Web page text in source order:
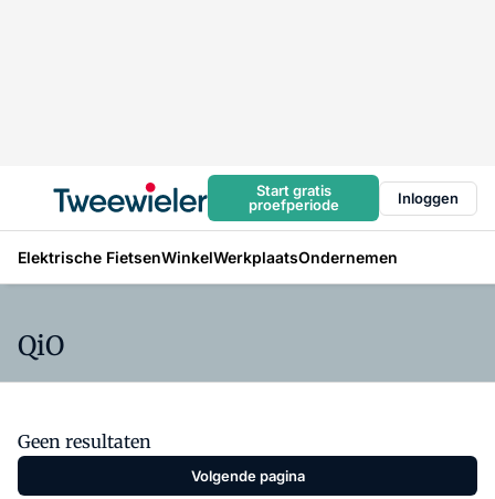
Start gratis
proefperiode
Inloggen
Elektrische FietsenWinkelWerkplaatsOndernemen
QiO
Geen resultaten
Volgende pagina